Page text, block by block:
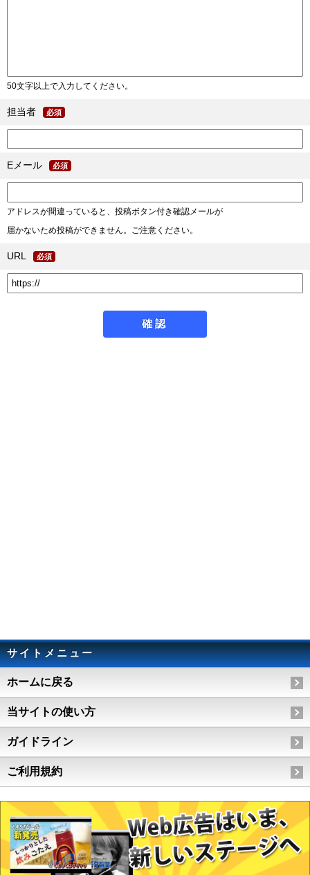
50文字以上で入力してください。
担当者 必須
Eメール 必須
アドレスが間違っていると、投稿ボタン付き確認メールが
届かないため投稿ができません。ご注意ください。
URL 必須
サイトメニュー
ホームに戻る
当サイトの使い方
ガイドライン
ご利用規約